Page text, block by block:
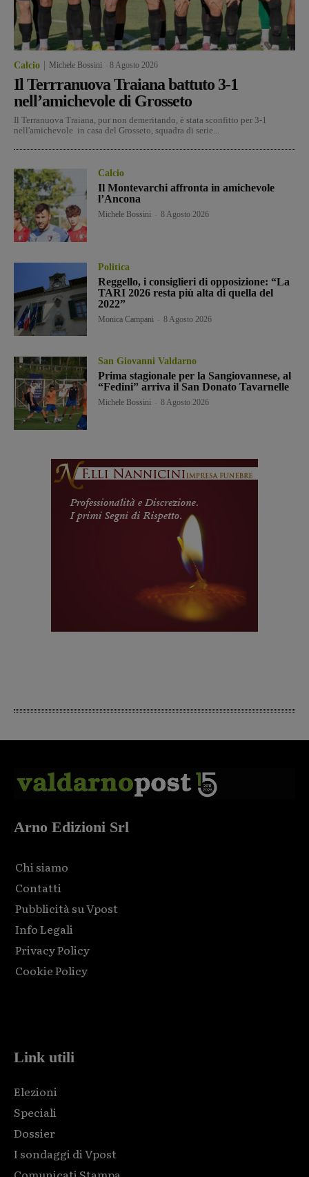
Calcio Michele Bossini 8 Agosto 2026
Il Terrranuova Traiana battuto 3-1
nell’amichevole di Grosseto
Il Terranuova Traiana, pur non demeritando, è stata sconfitto per 3-1
nell'amichevole in casa del Grosseto, squadra di serie...
Calcio
Il Montevarchi affronta in amichevole
l’Ancona
Michele Bossini 8 Agosto 2026
Politica
Reggello, i consiglieri di opposizione: “La
TARI 2026 resta più alta di quella del
2022”
Monica Campani 8 Agosto 2026
San Giovanni Valdarno
Prima stagionale per la Sangiovannese, al
“Fedini” arriva il San Donato Tavarnelle
Michele Bossini 8 Agosto 2026
Arno Edizioni Srl
Chi siamo
Contatti
Pubblicità su Vpost
Info Legali
Privacy Policy
Cookie Policy
Link utili
Elezioni
Speciali
Dossier
I sondaggi di Vpost